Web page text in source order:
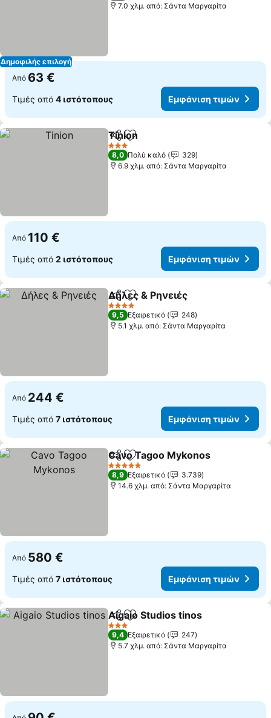
Δημοφιλής επιλογή
7.0 χλμ. από: Σάντα Μαργαρίτα
Από 63 €
Τιμές από 4 ιστότοπους Εμφάνιση τιμών
Κοινοποίηση
Προσθήκη στα αγαπημένα
Tinion
3 Αστέρια
8,0 Πολύ καλό
329
6.9 χλμ. από: Σάντα Μαργαρίτα
Από 110 €
Τιμές από 2 ιστότοπους Εμφάνιση τιμών
Κοινοποίηση
Προσθήκη στα αγαπημένα
Δήλες & Ρηνειές
4 Αστέρια
9,5 Εξαιρετικό
248
5.1 χλμ. από: Σάντα Μαργαρίτα
Από 244 €
Τιμές από 7 ιστότοπους Εμφάνιση τιμών
Κοινοποίηση
Προσθήκη στα αγαπημένα
Cavo Tagoo Mykonos
5 Αστέρια
8,9 Εξαιρετικό
3.739
14.6 χλμ. από: Σάντα Μαργαρίτα
Από 580 €
Τιμές από 7 ιστότοπους Εμφάνιση τιμών
Κοινοποίηση
Προσθήκη στα αγαπημένα
Aigaio Studios tinos
3 Αστέρια
9,4 Εξαιρετικό
247
5.7 χλμ. από: Σάντα Μαργαρίτα